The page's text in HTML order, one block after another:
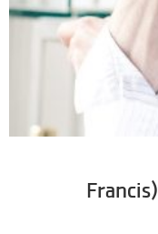
طراح عطر: فرانسیس کورکجیان (Francis